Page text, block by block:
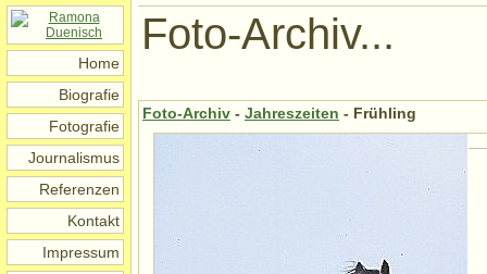
Home
Biografie
Fotografie
Journalismus
Referenzen
Kontakt
Impressum
Foto-Archiv...
Foto-Archiv - Jahreszeiten - Frühling